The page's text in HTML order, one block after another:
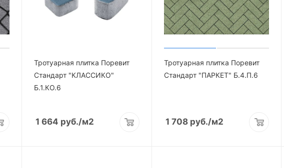
Тротуарная плитка Поревит
Стандарт "КЛАССИКО"
Б.1.КО.6
1 664 руб./м2
Тротуарная плитка Поревит
Стандарт "ПАРКЕТ" Б.4.П.6
1 708руб./м2